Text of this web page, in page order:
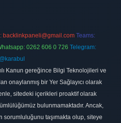
backlinkpaneli@gmail.com Teams:
0262 606 0 726 Telegram:
@karabul
Kanun gereğince Bilgi Teknolojileri ve
onaylanmış bir Yer Sağlayıcı olarak
sitedeki içerikleri proaktif olarak
bulunmamaktadır. Ancak,
sorumluluğunu taşımakta olup, siteye